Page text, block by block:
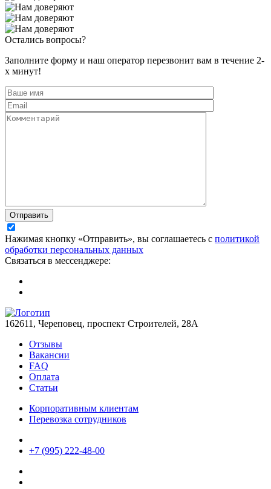
Остались вопросы?
Заполните форму и наш оператор перезвонит вам в течение 2-
х минут!
Отправить
Нажимая кнопку «Отправить», вы соглашаетесь с политикой
обработки персональных данных
Связаться в мессенджере:
162611, Череповец, проспект Строителей, 28А
Отзывы
Вакансии
FAQ
Оплата
Статьи
Корпоративным клиентам
Перевозка сотрудников
+7 (995) 222-48-00